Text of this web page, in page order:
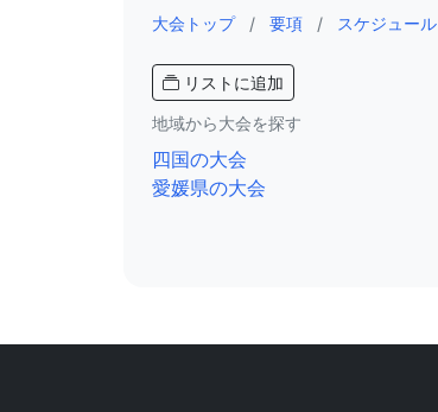
大会トップ
/ 要項 / スケジュール
リストに追加
地域から大会を探す
四国の大会
愛媛県の大会